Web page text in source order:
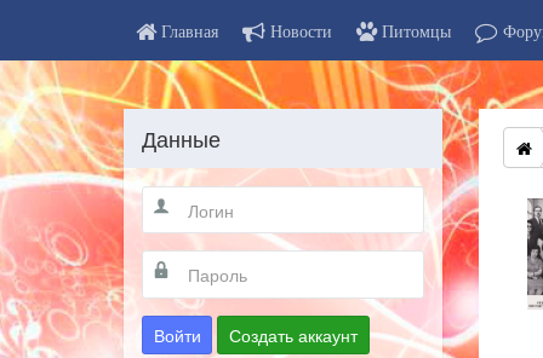
Главная Новости Питомцы
Данные
Войти Создать аккаунт